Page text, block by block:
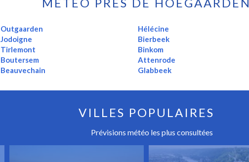
Outgaarden
Jodoigne
Tirlemont
Boutersem
Beauvechain
Hélécine
Bierbeek
Binkom
Attenrode
Glabbeek
VILLES POPULAIRES
Prévisions météo les plus consultées